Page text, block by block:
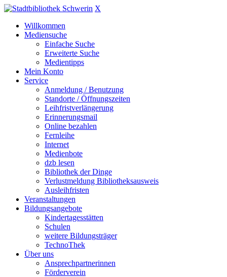
X
Willkommen
Mediensuche
Einfache Suche
Erweiterte Suche
Medientipps
Mein Konto
Service
Anmeldung / Benutzung
Standorte / Öffnungszeiten
Leihfristverlängerung
Erinnerungsmail
Online bezahlen
Fernleihe
Internet
Medienbote
dzb lesen
Bibliothek der Dinge
Verlustmeldung Bibliotheksausweis
Ausleihfristen
Veranstaltungen
Bildungsangebote
Kindertagesstätten
Schulen
weitere Bildungsträger
TechnoThek
Über uns
Ansprechpartnerinnen
Förderverein